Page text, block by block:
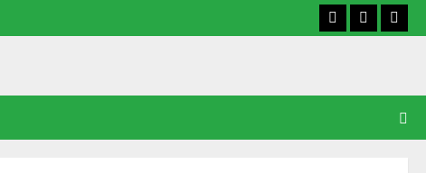
Facebook
X